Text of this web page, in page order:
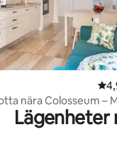
betyg, 122 omdömen
nära Colosseum –